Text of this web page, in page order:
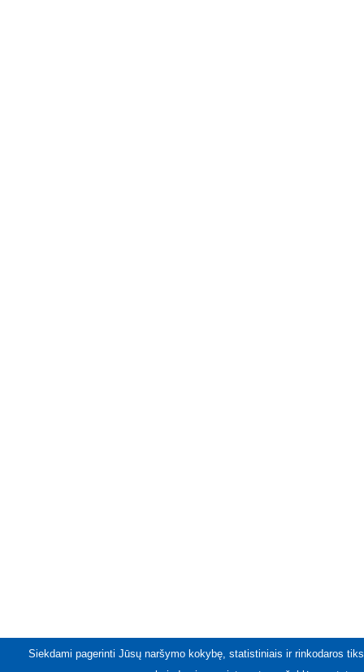
Siekdami pagerinti Jūsų naršymo kokybę, statistiniais ir rinkodaros